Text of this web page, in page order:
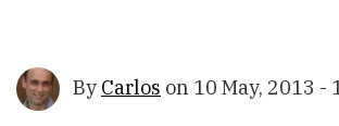
By Carlos on 10 May, 2013 -